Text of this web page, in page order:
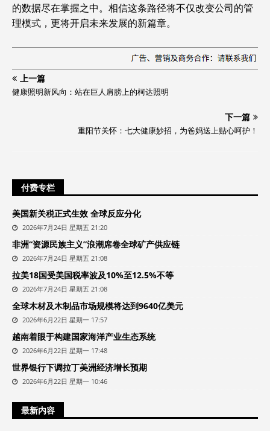
的数据尽在掌握之中。相信这条路径将不仅改变公司的管
理模式，更将开启未来发展的新篇章。
上一篇
健康照明新风向：站在巨人肩膀上的柯达照明
下一篇
重阳节关怀：七大健康妙招，为爸妈送上贴心呵护！
付费专栏
美国新关税正式生效 全球反应分化
2026年7月24日 星期五 21:20
非洲“资源民族主义”浪潮席卷全球矿产供应链
2026年7月24日 星期五 21:08
拉美18国受美国税率波及10%至12.5%不等
2026年7月24日 星期五 21:08
全球木材及木制品市场规模将达到9640亿美元
2026年6月22日 星期一 17:57
越南着眼于构建国家海洋产业生态系统
2026年6月22日 星期一 17:48
世界银行下调拉丁美洲经济增长预期
2026年6月22日 星期一 10:46
最新内容